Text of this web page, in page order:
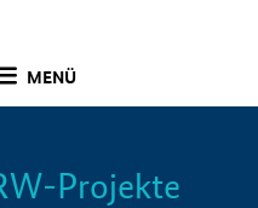
MENÜ
Info
Projekte